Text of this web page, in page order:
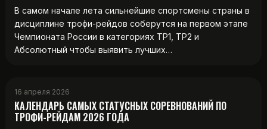
В самом начале лета сильнейшие спортсмены страны в
дисциплине трофи-рейдов соберутся на первом этапе
Чемпионата России в категориях ТР1, ТР2 и
Абсолютный чтобы выявить лучших…
16 апреля 2026
КАЛЕНДАРЬ САМЫХ СТАТУСНЫХ СОРЕВНОВАНИЙ ПО
ТРОФИ-РЕЙДАМ 2026 ГОДА